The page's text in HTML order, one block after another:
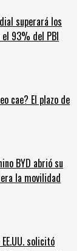
superará los
93% del PBI
cae? El plazo de
BYD abrió su
la movilidad
solicitó